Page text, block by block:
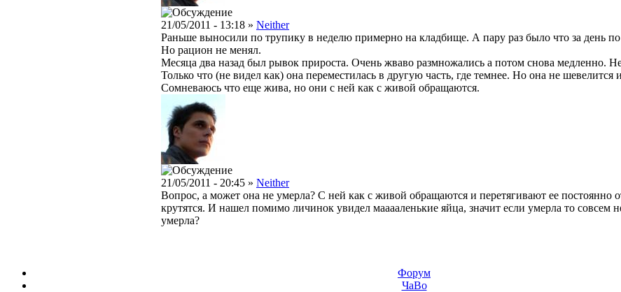
21/05/2011 - 13:18 » Neither
Раньше выносили по трупику в неделю примерно на кладбище. А пару раз было что за день
Но рацион не менял.
Месяца два назад был рывок прироста. Очень жваво размножались а потом снова медленно.
Только что (не видел как) она переместилась в другую часть, где темнее. Но она не шевелится
Сомневаюсь что еще жива, но они с ней как с живой обращаются.
21/05/2011 - 20:45 » Neither
Вопрос, а может она не умерла? С ней как с живой обращаются и перетягивают ее постоянно
крутятся. И нашел помимо личинок увидел мааааленькие яйца, значит если умерла то
умерла?
Форум
ЧаВо